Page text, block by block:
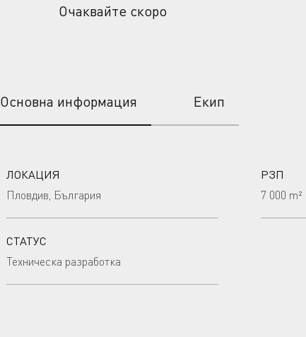
Очаквайте скоро
Основна информация Екип
ЛОКАЦИЯ
Пловдив, България
РЗП
7 000 m²
СТАТУС
Техническа разработка